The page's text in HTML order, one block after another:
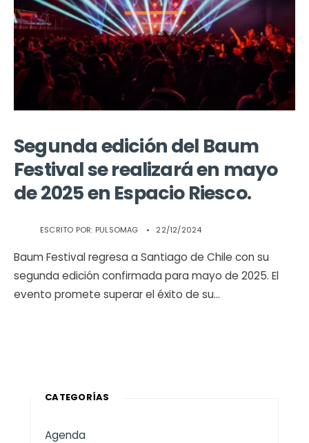
Segunda edición del Baum
Festival se realizará en mayo
de 2025 en Espacio Riesco.
ESCRITO POR: PULSOMAG • 22/12/2024
Baum Festival regresa a Santiago de Chile con su
segunda edición confirmada para mayo de 2025. El
evento promete superar el éxito de su...
CATEGORÍAS
Agenda